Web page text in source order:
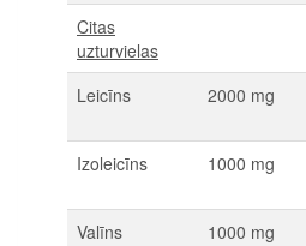
Citas
uzturvielas
Leicīns
2000 mg
Izoleicīns 1000 mg
Valīns 1000 mg